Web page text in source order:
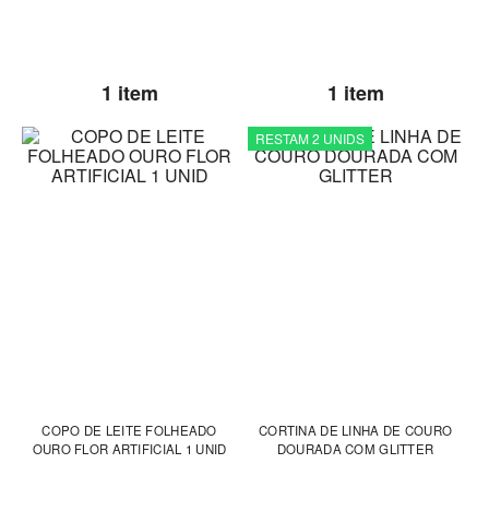
1 item 1 item
COPO DE LEITE FOLHEADO
OURO FLOR ARTIFICIAL 1 UNID
RESTAM 2 UNIDS
CORTINA DE LINHA DE COURO
DOURADA COM GLITTER